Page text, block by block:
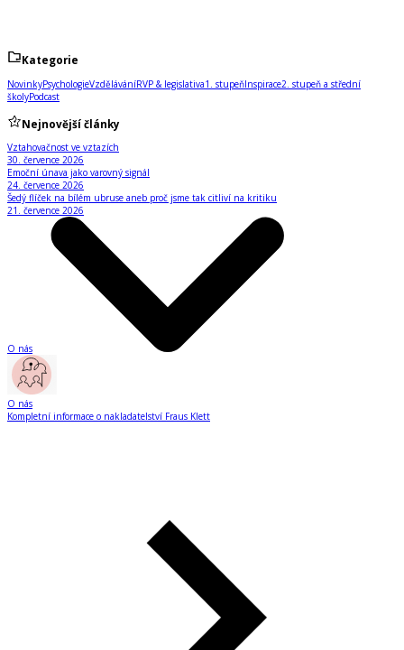
Kategorie
NovinkyPsychologieVzděláváníRVP & legislativa1. stupeňInspirace2. stupeň a střední
školyPodcast
Nejnovější články
Vztahovačnost ve vztazích
30. července 2026
Emoční únava jako varovný signál
24. července 2026
Šedý flíček na bílém ubruse aneb proč jsme tak citliví na kritiku
21. července 2026
O nás
O nás
Kompletní informace o nakladatelství Fraus Klett